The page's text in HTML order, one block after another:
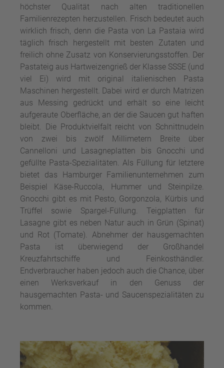
höchster Qualität nach alten traditionellen
Familienrezepten herzustellen. Frisch bedeutet auch
wirklich frisch, denn die Pasta von La Pastaia wird
täglich frisch hergestellt mit besten Zutaten und
freilich ohne Zusatz von Konservierungsstoffen. Der
Pastateig aus Hartweizengrieß der Klasse SSSE (und
viel Ei) wird mit original italienischen Pasta
Maschinen hergestellt. Dabei wird er durch Matrizen
aus Messing gedrückt und erhält so eine leicht
aufgeraute Oberfläche, an der die Saucen gut haften
bleibt. Die Produktvielfalt reicht von Schnittnudeln
von zwei bis zwölf Millimetern Breite über
Cannelloni und Lasagneplatten bis Gnocchi und
gefüllte Pasta-Spezialitäten. Als Füllung für letztere
bietet das Hamburger Familienunternehmen zum
Beispiel Käse-Ruccola, Hummer und Steinpilze.
Gnocchi gibt es mit Pesto, Gorgonzola, Kürbis und
Trüffel sowie Spargel-Füllung. Teigplatten für
Lasagne gibt es neben Natur auch in Grün (Spinat)
und Rot (Tomate). Abnehmer der hausgemachten
Pasta ist überwiegend der Großhandel
Kreuzfahrtschiffe und Feinkosthändler.
Endverbraucher haben jedoch auch die Chance, über
einen Werksverkauf in den Genuss der
hausgemachten Pasta- und Saucenspezialitäten zu
kommen.